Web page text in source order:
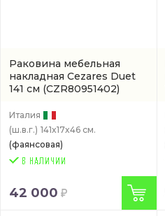
Раковина мебельная
накладная Cezares Duet
141 см (CZR80951402)
Италия
(ш.в.г.) 141x17x46 см.
(фаянсовая)
42 000